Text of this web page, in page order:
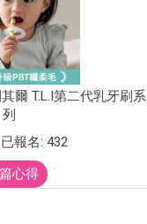
爾 T.L.I第二代乳牙刷系
列
報名: 432
心得